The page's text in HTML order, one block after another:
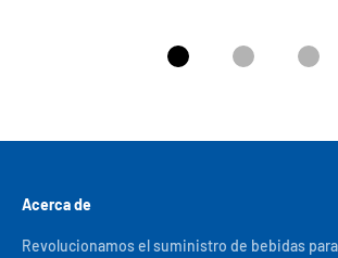
Ir al artículo 1Ir al artículo 2
Ir al
Acerca de
Revolucionamos el suministro de bebidas